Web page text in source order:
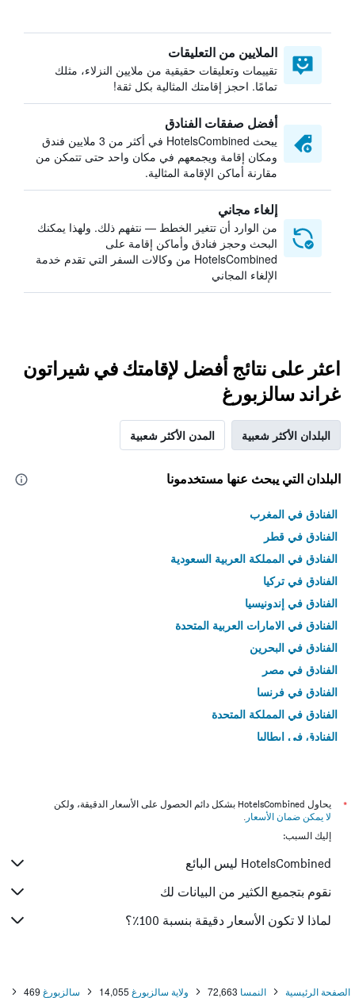
الملايين من التعليقات
تقييمات وتعليقات حقيقية من ملايين النزلاء، مثلك
تمامًا. احجز إقامتك المثالية بكل ثقة!
أفضل صفقات الفنادق
يبحث HotelsCombined في أكثر من 3 ملايين فندق
ومكان إقامة ويجمعهم في مكان واحد حتى تتمكن من
مقارنة أماكن الإقامة المثالية.
إلغاء مجاني
من الوارد أن تتغير الخطط — نتفهم ذلك. ولهذا يمكنك
البحث وحجز فنادق وأماكن إقامة على
HotelsCombined من وكالات السفر التي تقدم خدمة
الإلغاء المجاني
اعثر على نتائج أفضل لإقامتك في شيراتون
غراند سالزبورغ
البلدان الأكثر شعبية المدن الأكثر شعبية
البلدان التي يبحث عنها مستخدمونا
الفنادق في المغرب
الفنادق في قطر
الفنادق في المملكة العربية السعودية
الفنادق في تركيا
الفنادق في إندونيسيا
الفنادق في الامارات العربية المتحدة
الفنادق في البحرين
الفنادق في مصر
الفنادق في فرنسا
الفنادق في المملكة المتحدة
الفنادق في إيطاليا
*
يحاول HotelsCombined بشكل دائم الحصول على الأسعار الدقيقة، ولكن
لا يمكن ضمان الأسعار .
إليك السبب:
HotelsCombined ليس البائع
نقوم بتجميع الكثير من البيانات لك
لماذا لا تكون الأسعار دقيقة بنسبة 100٪؟
الصفحة الرئيسية النمسا 72,663 ولاية سالزبورغ 14,055 سالزبورغ 469